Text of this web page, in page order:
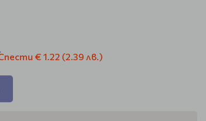
€ 1.22 (2.39 лв.)